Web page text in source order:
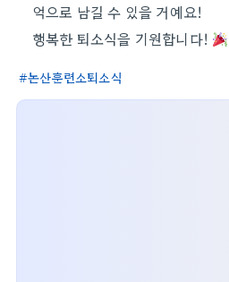
억으로 남길 수 있을 거예요!
행복한 퇴소식을 기원합니다!
논산훈련소퇴소식